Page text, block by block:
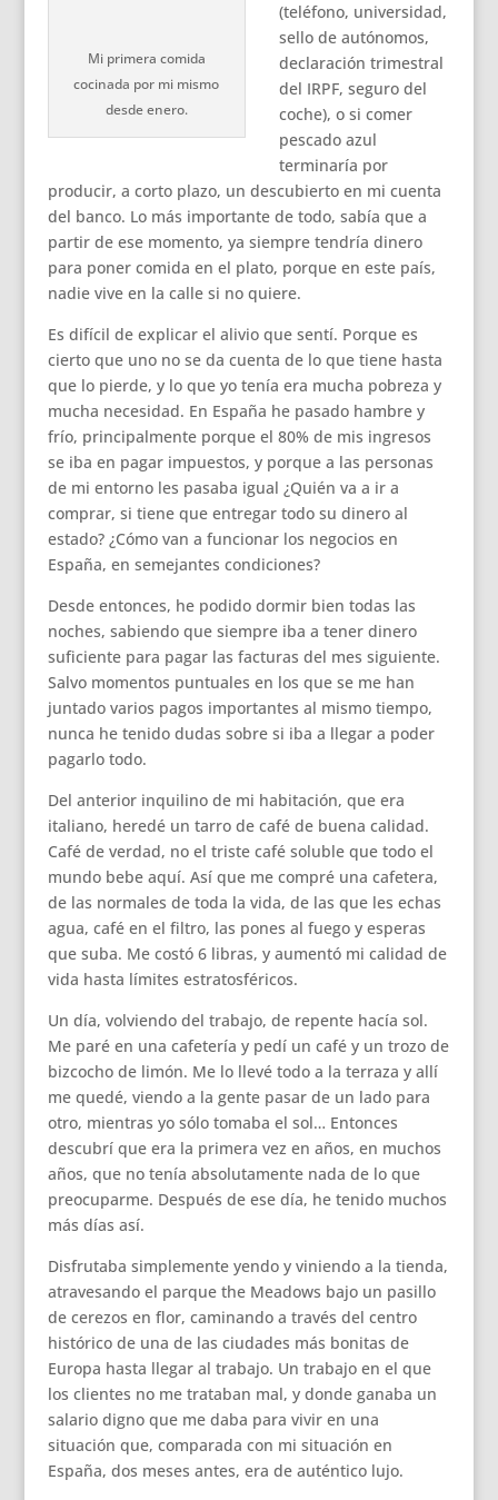
Mi primera comida
cocinada por mi mismo
desde enero.
(teléfono, universidad,
sello de autónomos,
declaración trimestral
del IRPF, seguro del
coche), o si comer
pescado azul
terminaría por
producir, a corto plazo, un descubierto en mi cuenta
del banco. Lo más importante de todo, sabía que a
partir de ese momento, ya siempre tendría dinero
para poner comida en el plato, porque en este país,
nadie vive en la calle si no quiere.
Es difícil de explicar el alivio que sentí. Porque es
cierto que uno no se da cuenta de lo que tiene hasta
que lo pierde, y lo que yo tenía era mucha pobreza y
mucha necesidad. En España he pasado hambre y
frío, principalmente porque el 80% de mis ingresos
se iba en pagar impuestos, y porque a las personas
de mi entorno les pasaba igual ¿Quién va a ir a
comprar, si tiene que entregar todo su dinero al
estado? ¿Cómo van a funcionar los negocios en
España, en semejantes condiciones?
Desde entonces, he podido dormir bien todas las
noches, sabiendo que siempre iba a tener dinero
suficiente para pagar las facturas del mes siguiente.
Salvo momentos puntuales en los que se me han
juntado varios pagos importantes al mismo tiempo,
nunca he tenido dudas sobre si iba a llegar a poder
pagarlo todo.
Del anterior inquilino de mi habitación, que era
italiano, heredé un tarro de café de buena calidad.
Café de verdad, no el triste café soluble que todo el
mundo bebe aquí. Así que me compré una cafetera,
de las normales de toda la vida, de las que les echas
agua, café en el filtro, las pones al fuego y esperas
que suba. Me costó 6 libras, y aumentó mi calidad de
vida hasta límites estratosféricos.
Un día, volviendo del trabajo, de repente hacía sol.
Me paré en una cafetería y pedí un café y un trozo de
bizcocho de limón. Me lo llevé todo a la terraza y allí
me quedé, viendo a la gente pasar de un lado para
otro, mientras yo sólo tomaba el sol… Entonces
descubrí que era la primera vez en años, en muchos
años, que no tenía absolutamente nada de lo que
preocuparme. Después de ese día, he tenido muchos
más días así.
Disfrutaba simplemente yendo y viniendo a la tienda,
atravesando el parque the Meadows bajo un pasillo
de cerezos en flor, caminando a través del centro
histórico de una de las ciudades más bonitas de
Europa hasta llegar al trabajo. Un trabajo en el que
los clientes no me trataban mal, y donde ganaba un
salario digno que me daba para vivir en una
situación que, comparada con mi situación en
España, dos meses antes, era de auténtico lujo.